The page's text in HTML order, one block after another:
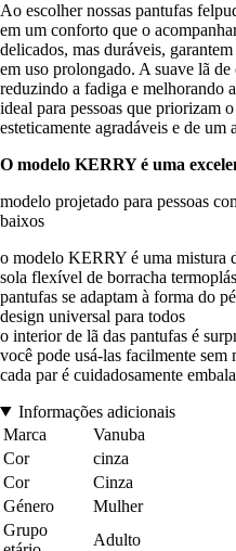
Ao escolher nossas pantufas
em um conforto que o
delicados, mas duráveis,
em uso prolongado. A suave lã
reduzindo a fadiga e melhorando
ideal para pessoas que priorizam
esteticamente agradáveis e de um
O modelo KERRY é uma
modelo projetado para pessoas
baixos
o modelo KERRY é uma mistura
sola flexível de borracha
pantufas se adaptam à forma do pé
design universal para todos
o interior de lã das pantufas é
você pode usá-las facilmente sem
cada par é cuidadosamente
Informações adicionais
Marca
Vanuba
Cor
cinza
Cor
Cinza
Género
Mulher
Grupo
Adulto